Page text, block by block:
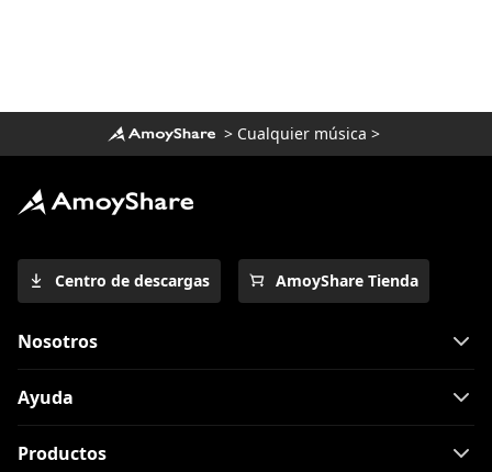
> Cualquier música >
Centro de descargas AmoyShare Tienda
Nosotros
Ayuda
Productos